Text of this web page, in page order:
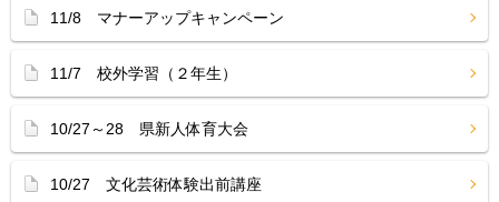
11/8 マナーアップキャンペーン
11/7 校外学習（２年生）
10/27～28 県新人体育大会
10/27 文化芸術体験出前講座